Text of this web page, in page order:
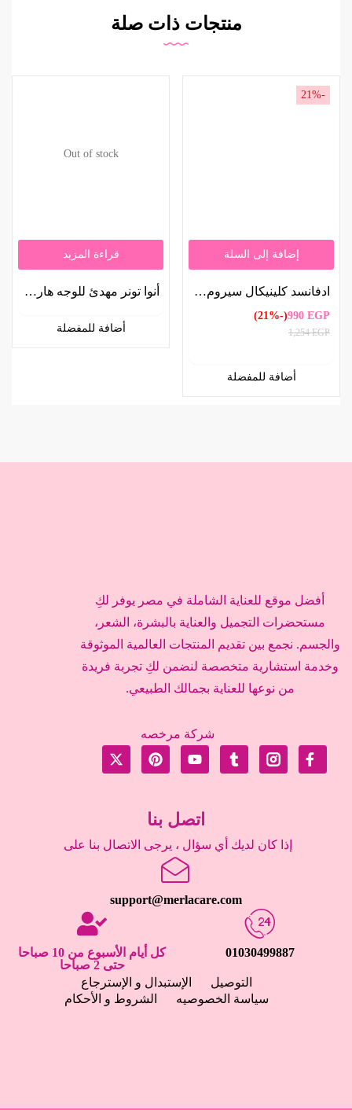
منتجات ذات صلة
إضافة إلى السلة
-21%
ادفانسد كلينيكال سيروم بحمض الهيالورونيك مضاد للشيخوخة 52 ملل | Advanced Clinicals Hyaluronic Acid Anti-Aging Serum 52ml
990 EGP
(-21%)
1,254EGP
أضافة للمفضلة
Out of stock
قراءة المزيد
أنوا تونر مهدئ للوجه هارتليف 77% – 40مل | Anua Heartleaf Calming Face Toner 77% 40ml
أضافة للمفضلة
أفضل موقع للعناية الشاملة في مصر يوفر لكِ
مستحضرات التجميل والعناية بالبشرة، الشعر،
والجسم. نجمع بين تقديم المنتجات العالمية الموثوقة
وخدمة استشارية متخصصة لنضمن لكِ تجربة فريدة
من نوعها للعناية بجمالك الطبيعي.
شركة مرخصه
اتصل بنا
إذا كان لديك أي سؤال ، يرجى الاتصال بنا على
support@merlacare.com
01030499887
كل أيام الأسبوع من 10 صباحا
حتى 2 صباحا
التوصيل
الإستبدال و الإسترجاع
سياسة الخصوصيه
الشروط و الأحكام